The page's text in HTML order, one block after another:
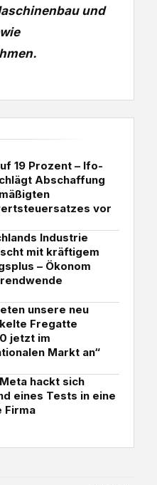
und
19 Prozent – Ifo-
Abschaffung
vor
Industrie
mit kräftigem
– Ökonom
unsere neu
Fregatte
jetzt im
Markt an“
hackt sich
eines Tests in eine
Firma